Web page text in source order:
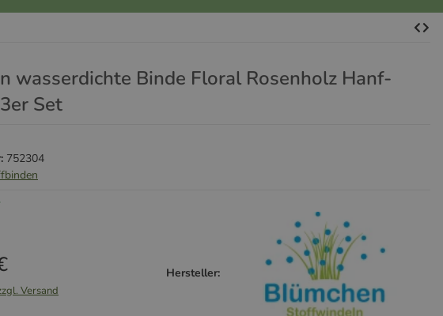
wasserdichte Binde Floral Rosenholz Hanf-
Set
752304
Versand
Hersteller: